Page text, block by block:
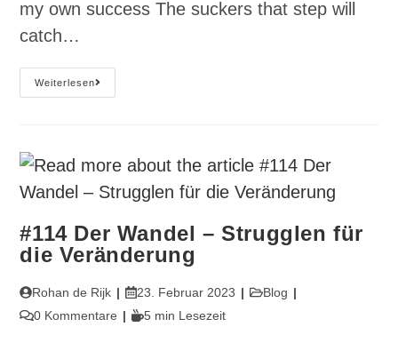
my own success The suckers that step will
catch…
Weiterlesen#116
Der
#114 Der Wandel – Strugglen für
die Veränderung
Beitrags-
Autor:
Rohan de Rijk
Beitrag
veröffentlicht:
23. Februar 2023
Beitrags-
Blog
Beitrags-
0 Kommentare Lesedauer:
5 min Lesezeit